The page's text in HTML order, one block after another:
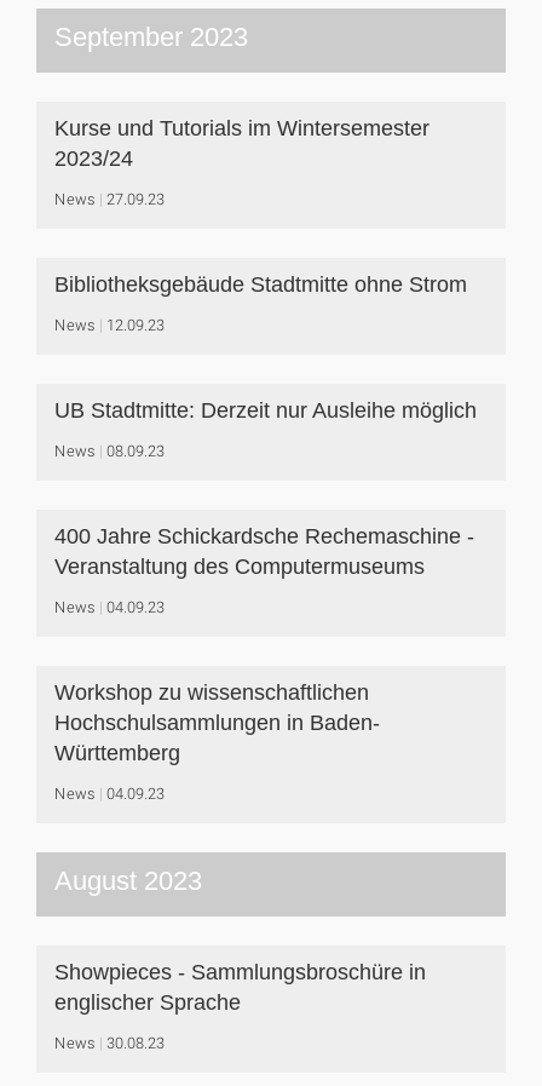
September 2023
Kurse und Tutorials im Wintersemester
2023/24
News 27.09.23
Bibliotheksgebäude Stadtmitte ohne Strom
News 12.09.23
UB Stadtmitte: Derzeit nur Ausleihe möglich
News 08.09.23
400 Jahre Schickardsche Rechemaschine -
Veranstaltung des Computermuseums
News 04.09.23
Workshop zu wissenschaftlichen
Hochschulsammlungen in Baden-
Württemberg
News 04.09.23
August 2023
Showpieces - Sammlungsbroschüre in
englischer Sprache
News 30.08.23